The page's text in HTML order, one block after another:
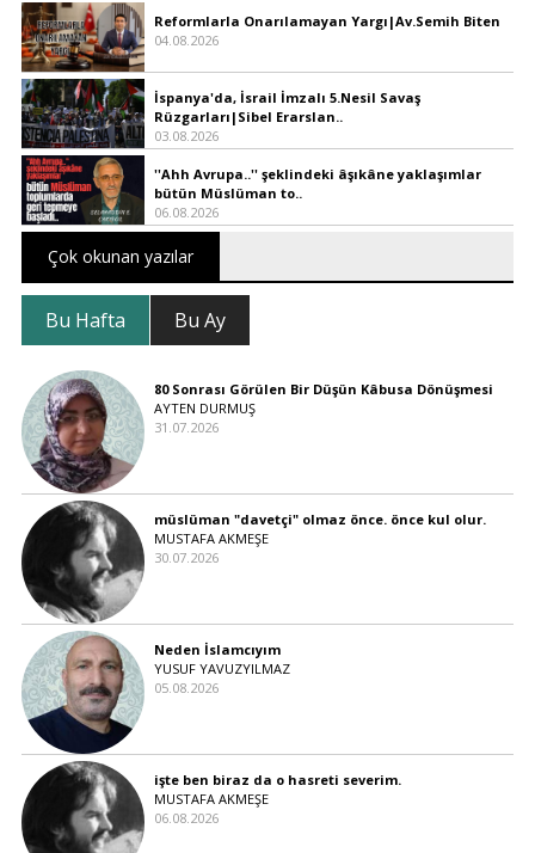
Reformlarla Onarılamayan Yargı|Av.Semih Biten
04.08.2026
İspanya'da, İsrail İmzalı 5.Nesil Savaş
Rüzgarları|Sibel Erarslan..
03.08.2026
''Ahh Avrupa..'' şeklindeki âşıkâne yaklaşımlar
bütün Müslüman to..
06.08.2026
Çok okunan yazılar
Bu Hafta Bu Ay
80 Sonrası Görülen Bir Düşün Kâbusa Dönüşmesi
AYTEN DURMUŞ
31.07.2026
müslüman "davetçi" olmaz önce. önce kul olur.
MUSTAFA AKMEŞE
30.07.2026
Neden İslamcıyım
YUSUF YAVUZYILMAZ
05.08.2026
işte ben biraz da o hasreti severim.
MUSTAFA AKMEŞE
06.08.2026